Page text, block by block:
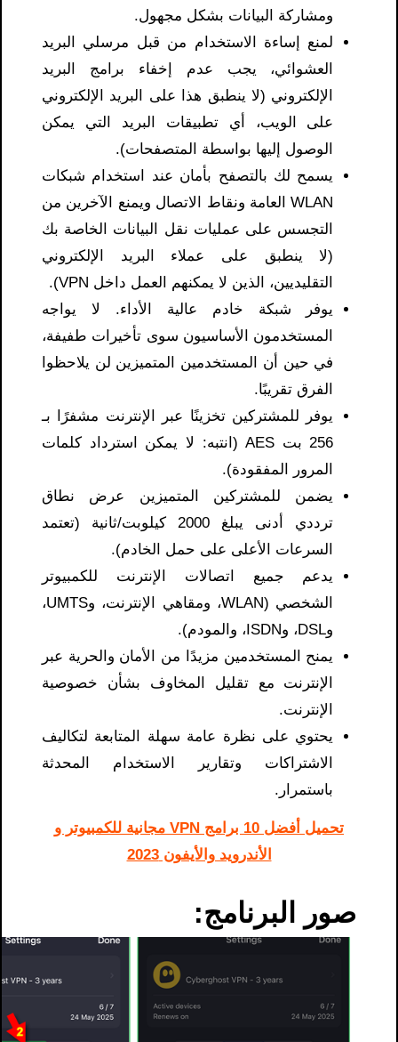
ومشاركة البيانات بشكل مجهول.
لمنع إساءة الاستخدام من قبل مرسلي البريد
العشوائي، يجب عدم إخفاء برامج البريد
الإلكتروني (لا ينطبق هذا على البريد الإلكتروني
على الويب، أي تطبيقات البريد التي يمكن
الوصول إليها بواسطة المتصفحات).
يسمح لك بالتصفح بأمان عند استخدام شبكات
WLAN العامة ونقاط الاتصال ويمنع الآخرين من
التجسس على عمليات نقل البيانات الخاصة بك
(لا ينطبق على عملاء البريد الإلكتروني
التقليديين، الذين لا يمكنهم العمل داخل VPN).
يوفر شبكة خادم عالية الأداء. لا يواجه
المستخدمون الأساسيون سوى تأخيرات طفيفة،
في حين أن المستخدمين المتميزين لن يلاحظوا
الفرق تقريبًا.
يوفر للمشتركين تخزينًا عبر الإنترنت مشفرًا بـ
256 بت AES (انتبه: لا يمكن استرداد كلمات
المرور المفقودة).
يضمن للمشتركين المتميزين عرض نطاق
ترددي أدنى يبلغ 2000 كيلوبت/ثانية (تعتمد
السرعات الأعلى على حمل الخادم).
يدعم جميع اتصالات الإنترنت للكمبيوتر
الشخصي (WLAN، ومقاهي الإنترنت، وUMTS،
وDSL، وISDN، والمودم).
يمنح المستخدمين مزيدًا من الأمان والحرية عبر
الإنترنت مع تقليل المخاوف بشأن خصوصية
الإنترنت.
يحتوي على نظرة عامة سهلة المتابعة لتكاليف
الاشتراكات وتقارير الاستخدام المحدثة
باستمرار.
تحميل أفضل 10 برامج VPN مجانية للكمبيوتر و
الأندرويد والأيفون 2023
صور البرنامج: